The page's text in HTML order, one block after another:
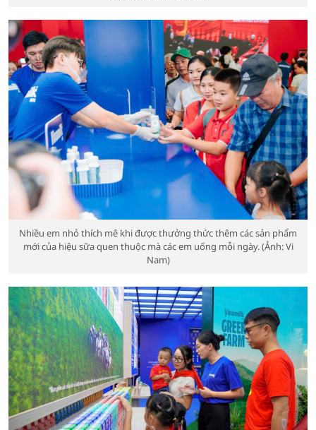
Nhiều em nhỏ thích mê khi được thưởng thức thêm các sản phẩm
mới của hiệu sữa quen thuộc mà các em uống mỗi ngày. (Ảnh: Vi
Nam)